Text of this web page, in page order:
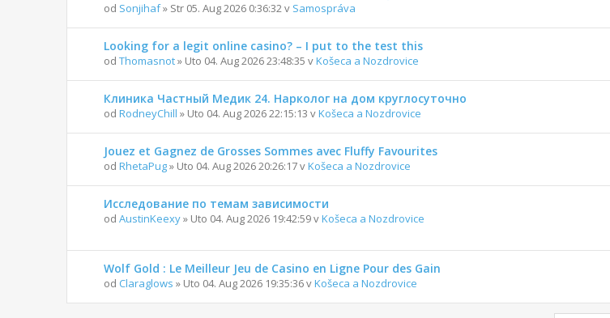
od Sonjihaf» Str 05. Aug 2026 0:36:32 v Samospráva
Looking for a legit online casino? – I put to the test this
od Thomasnot» Uto 04. Aug 2026 23:48:35 vKošeca a Nozdrovice
Клиника Частный Медик 24. Нарколог на дом круглосуточно
od RodneyChill » Uto 04. Aug 2026 22:15:13 vKošeca a Nozdrovice
Jouez et Gagnez de Grosses Sommes avec Fluffy Favourites
od RhetaPug» Uto 04. Aug 2026 20:26:17 vKošeca a Nozdrovice
Исследование по темам зависимости
od AustinKeexy» Uto 04. Aug 2026 19:42:59 vKošeca a Nozdrovice
Wolf Gold : Le Meilleur Jeu de Casino en Ligne Pour des Gain
od Claraglows » Uto 04. Aug 2026 19:35:36 vKošeca a Nozdrovice